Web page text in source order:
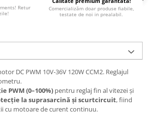
si testare
electrice
lipit
si izolatie
Retur
Comercializăm doar produse fiabile,
testate de noi in prealabil.
DC PWM 10V-36V 120W CCM2. Reglajul
PWM (0–100%) pentru reglaj fin al vitezei și
la suprasarcină și scurtcircuit, fiind
cu motoare de curent continuu.